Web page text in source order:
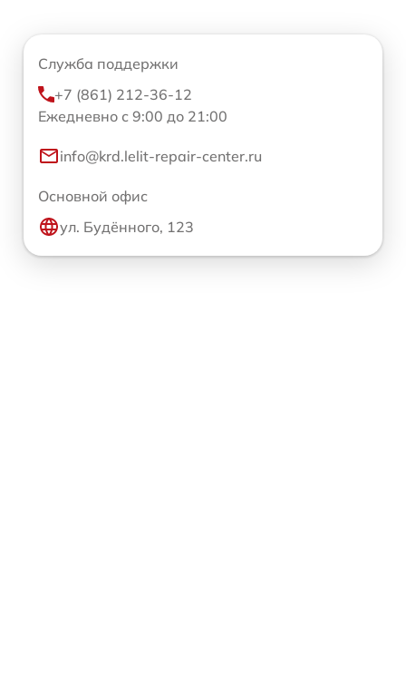
Служба поддержки
+7 (861) 212-36-12
Ежедневно с 9:00 до 21:00
info@krd.lelit-repair-center.ru
Основной офис
ул. Будённого, 123